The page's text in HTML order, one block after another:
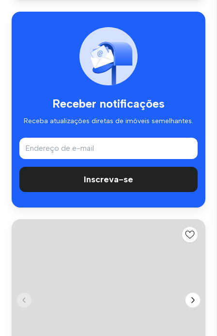
Receber notificações
Receba atualizações diretas de imóveis semelhantes.
Inscreva-se